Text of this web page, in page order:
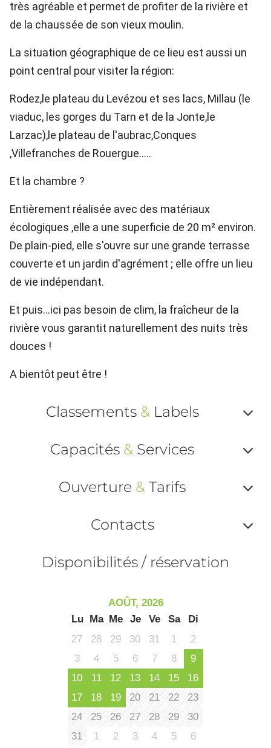
très agréable et permet de profiter de la rivière et
de la chaussée de son vieux moulin.
La situation géographique de ce lieu est aussi un
point central pour visiter la région:
Rodez,le plateau du Levézou et ses lacs, Millau (le
viaduc, les gorges du Tarn et de la Jonte,le
Larzac),le plateau de l'aubrac,Conques
,Villefranches de Rouergue.....
Et la chambre ?
Entièrement réalisée avec des matériaux
écologiques ,elle a une superficie de 20 m² environ.
De plain-pied, elle s'ouvre sur une grande terrasse
couverte et un jardin d'agrément ; elle offre un lieu
de vie indépendant.
Et puis...ici pas besoin de clim, la fraîcheur de la
rivière vous garantit naturellement des nuits très
douces !
A bientôt peut être !
Classements &Labels
ou
Capacités & Services
ou
Ouverture & Tarifs
ou
Contacts
Disponibilités / réservation
AOÛT, 2026
Lu
Ma Me Je Ve Sa
Di
27
28 29 30 31 1
2
3
4 5 6 7 8
9
10
11 12 13 14 15
16
17
18 19 20 21 22
23
24
25 26 27 28 29
30
31
1 2 3 4 5 6